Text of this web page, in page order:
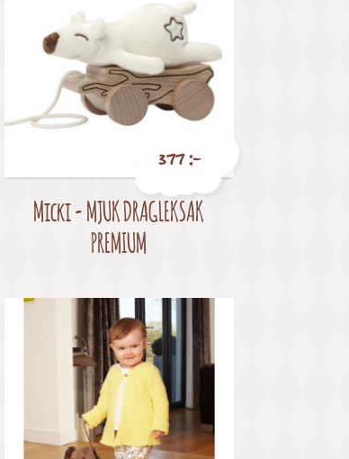
Pris
377 :-
Micki - MJUK DRAGLEKSAK
PREMIUM